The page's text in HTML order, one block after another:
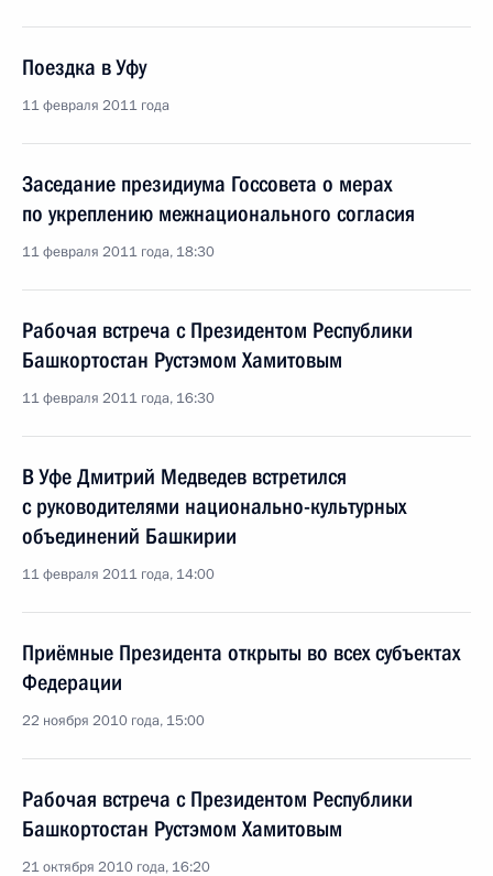
Поездка в Уфу
11 февраля 2011 года
Заседание президиума Госсовета о мерах
по укреплению межнационального согласия
11 февраля 2011 года, 18:30
Рабочая встреча с Президентом Республики
Башкортостан Рустэмом Хамитовым
11 февраля 2011 года, 16:30
В Уфе Дмитрий Медведев встретился
с руководителями национально-культурных
объединений Башкирии
11 февраля 2011 года, 14:00
Приёмные Президента открыты во всех субъектах
Федерации
22 ноября 2010 года, 15:00
Рабочая встреча с Президентом Республики
Башкортостан Рустэмом Хамитовым
21 октября 2010 года, 16:20